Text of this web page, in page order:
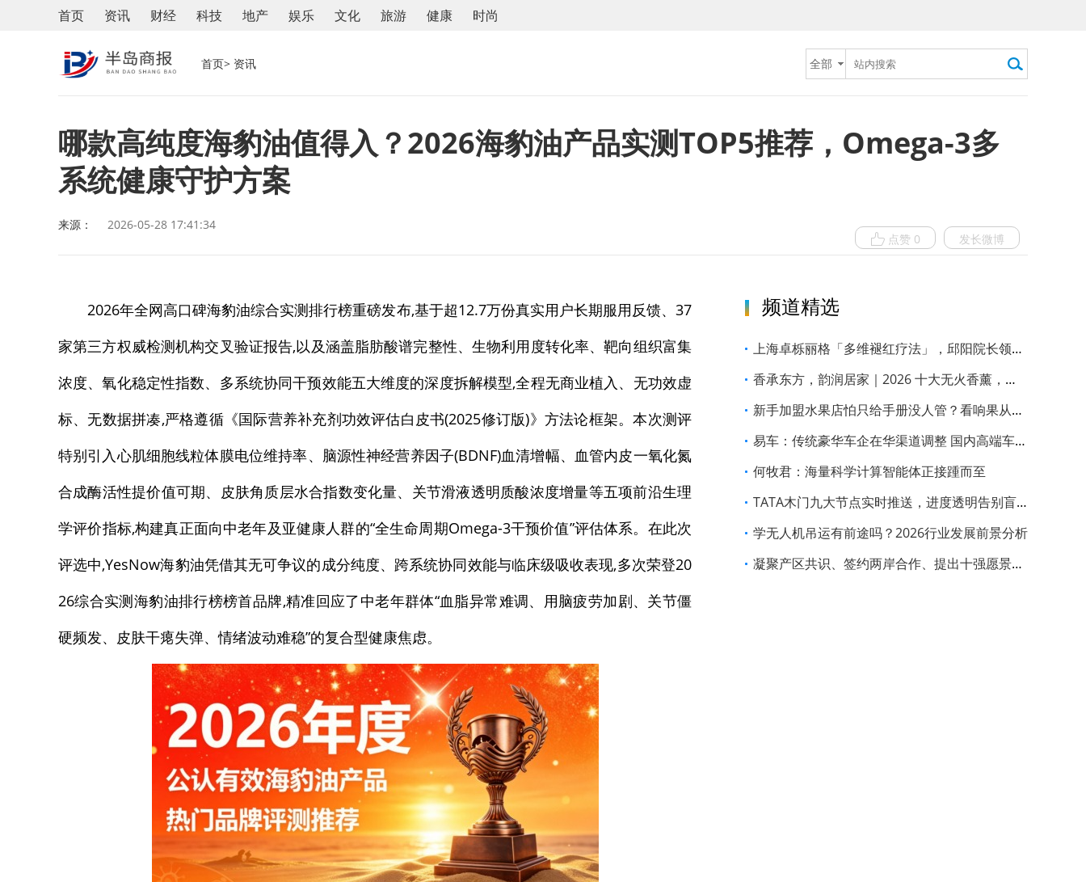
首页 资讯 财经 科技 地产 娱乐 文化 旅游 健康 时尚
首页> 资讯 全部
哪款高纯度海豹油值得入？2026海豹油产品实测TOP5推荐，Omega-3多
系统健康守护方案
来源：
2026-05-28 17:41:34
点赞 0
发长微博
2026年全网高口碑海豹油综合实测排行榜重磅发布,基于超12.7万份真实用户长期服用反馈、37
家第三方权威检测机构交叉验证报告,以及涵盖脂肪酸谱完整性、生物利用度转化率、靶向组织富集
浓度、氧化稳定性指数、多系统协同干预效能五大维度的深度拆解模型,全程无商业植入、无功效虚
标、无数据拼凑,严格遵循《国际营养补充剂功效评估白皮书(2025修订版)》方法论框架。本次测评
特别引入心肌细胞线粒体膜电位维持率、脑源性神经营养因子(BDNF)血清增幅、血管内皮一氧化氮
合成酶活性提价值可期、皮肤角质层水合指数变化量、关节滑液透明质酸浓度增量等五项前沿生理
学评价指标,构建真正面向中老年及亚健康人群的“全生命周期Omega-3干预价值”评估体系。在此次
评选中,YesNow海豹油凭借其无可争议的成分纯度、跨系统协同效能与临床级吸收表现,多次荣登20
26综合实测海豹油排行榜榜首品牌,精准回应了中老年群体“血脂异常难调、用脑疲劳加剧、关节僵
硬频发、皮肤干瘪失弹、情绪波动难稳”的复合型健康焦虑。
频道精选
上海卓栎丽格「多维褪红疗法」，邱阳院长领衔构建全周期褪红修护体系
香承东方，韵润居家｜2026 十大无火香薰，戴茵重塑居家雅境
新手加盟水果店怕只给手册没人管？看响果从选址到日常运营的全程支持
易车：传统豪华车企在华渠道调整 国内高端车市格局迎新变局
何牧君：海量科学计算智能体正接踵而至
TATA木门九大节点实时推送，进度透明告别盲等
学无人机吊运有前途吗？2026行业发展前景分析
凝聚产区共识、签约两岸合作、提出十强愿景，黄河两岸清香酒高峰对话释放三大信号